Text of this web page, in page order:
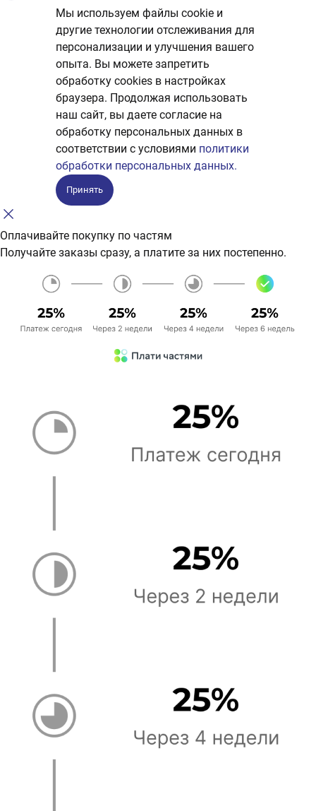
Мы используем файлы cookie и
другие технологии отслеживания для
персонализации и улучшения вашего
опыта. Вы можете запретить
обработку сookies в настройках
браузера. Продолжая использовать
наш сайт, вы даете согласие на
обработку персональных данных в
соответствии с условиями политики
обработки персональных данных.
Принять
Оплачивайте покупку по частям
Получайте заказы сразу, а платите за них постепенно.